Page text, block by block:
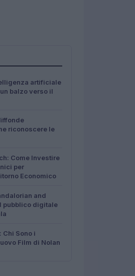
artificiale
balzo verso il
riconoscere le
Come Investire
per
Economico
and
pubblico digitale
Chi Sono i
Film di Nolan